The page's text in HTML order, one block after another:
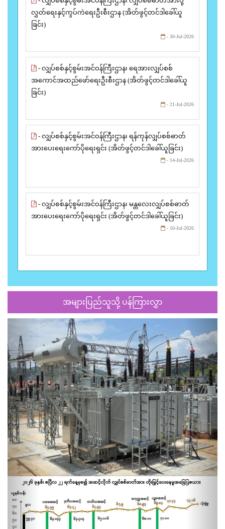
လွှတ်ရေးနှင့်ကွပ်ကဲရေးဦးစီးဌာန (အိတ်ဖွင့်တင်ဒါခေါ်ယူ
ခြင်း)
- 30-Jul-2026
- လျှပ်စစ်နှင့်စွမ်းအင်ဝန်ကြီးဌာန၊ ရေအားလျှပ်စစ်
အကောင်အထည်ဖော်ရေးဦးစီးဌာန (အိတ်ဖွင့်တင်ဒါခေါ်ယူ
ခြင်း)
- 21-Jul-2026
- လျှပ်စစ်နှင့်စွမ်းအင်ဝန်ကြီးဌာန၊ ရန်ကုန်လျှပ်စစ်ဓာတ်
အားပေးရေးကော်ပိုရေးရှင်း (အိတ်ဖွင့်တင်ဒါခေါ်ယူခြင်း)
- 14-Jul-2026
- လျှပ်စစ်နှင့်စွမ်းအင်ဝန်ကြီးဌာန၊ မန္တလေးလျှပ်စစ်ဓာတ်
အားပေးရေးကော်ပိုရေးရှင်း (အိတ်ဖွင့်တင်ဒါခေါ်ယူခြင်း)
- 10-Jul-2026
အများပြည်သူသို့ ပန်ကြားလွှာ
Previous